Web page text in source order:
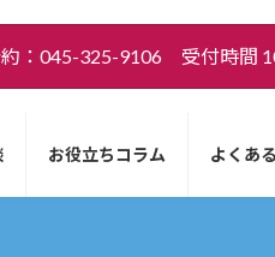
：045-325-9106 受付時間
お役立ちコラム よくあ